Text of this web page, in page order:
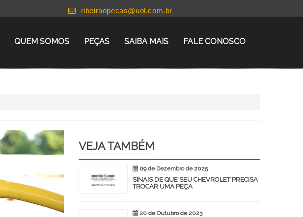
ribeiraopecas@uol.com.br
QUEM SOMOS PEÇAS SAIBA MAIS FALE CONOSCO
VEJA TAMBÉM
09 de Dezembro de 2025
SINAIS DE QUE SEU CHEVROLET PRECISA
TROCAR UMA PEÇA
20 de Outubro de 2023